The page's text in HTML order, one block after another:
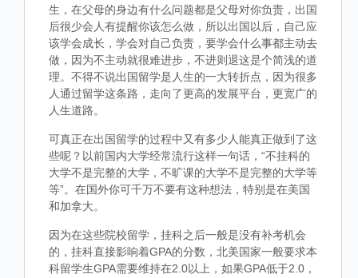
生，在父母的身边有什么问题都是父母对你负责，出国
后很少会人有提醒你该怎么做，所以出国以后，自己应
该学会成长，学会对自己负责，要学会什么事都主动去
做，因为不主动就很难进步，不进则退这是个简浅的道
理。不得不说出国留学是人生的一大转折点，因为很多
人通过留学这条路，走向了更高的发展平台，更宽广的
人生道路。
可真正在出国留学的过程中又有多少人能真正做到了这
些呢？以前国内大学经常流行这样一句话，“不挂科的
大学不是完整的大学，不旷课的大学不是完整的大学等
等”。在国外你可千万不要有这种想法，特别是在美国
和加拿大。
因为在这些院校留学，挂科之后一般是没有补考机会
的，挂科直接影响着GPA的分数，北美国家一般要求本
科留学生GPA需要维持在2.0以上，如果GPA低于2.0，